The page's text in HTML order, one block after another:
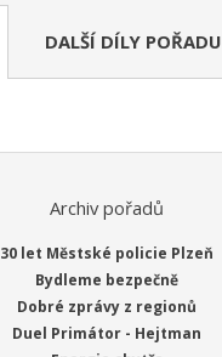
DALŠÍ DÍLY POŘADU
Archiv pořadů
30 let Městské policie Plzeň
Bydleme bezpečně
Dobré zprávy z regionů
Duel Primátor - Hejtman